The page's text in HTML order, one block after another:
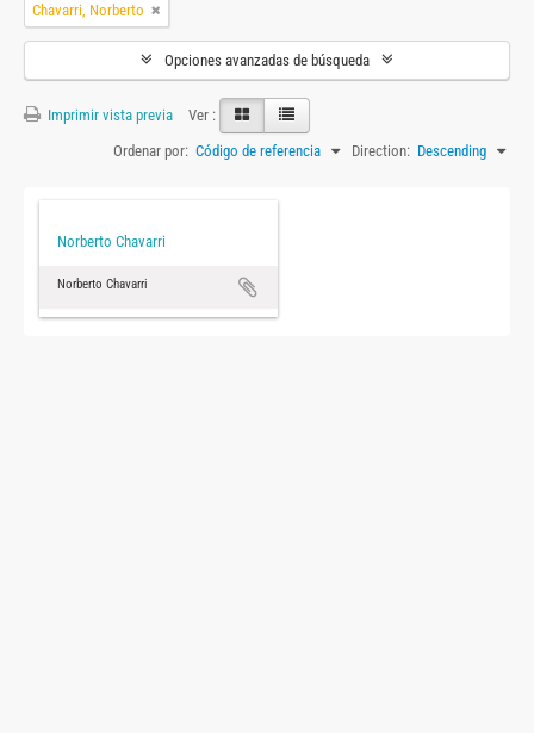
Chavarri, Norberto
Opciones avanzadas de búsqueda
Imprimir vista previa
Ver :
Ordenar por: Código de referencia Direction: Descending
Norberto Chavarri
Norberto Chavarri